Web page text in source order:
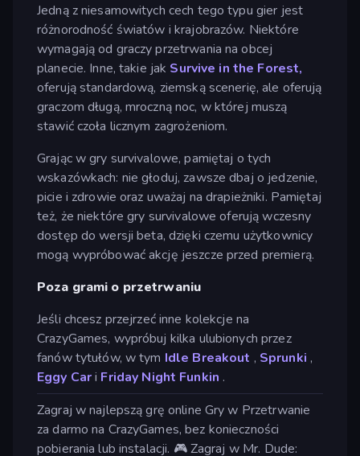
Jedną z niesamowitych cech tego typu gier jest
różnorodność światów i krajobrazów. Niektóre
wymagają od graczy przetrwania na obcej
planecie. Inne, takie jak Survive in the Forest,
oferują standardową, ziemską scenerię, ale oferują
graczom długą, mroczną noc, w której muszą
stawić czoła licznym zagrożeniom.
Grając w gry survivalowe, pamiętaj o tych
wskazówkach: nie głoduj, zawsze dbaj o jedzenie,
picie i zdrowie oraz uważaj na drapieżniki. Pamiętaj
też, że niektóre gry survivalowe oferują wczesny
dostęp do wersji beta, dzięki czemu użytkownicy
mogą wypróbować akcję jeszcze przed premierą.
Poza grami o przetrwaniu
Jeśli chcesz przejrzeć inne kolekcje na
CrazyGames, wypróbuj kilka ulubionych przez
fanów tytułów, w tym Idle Breakout , Sprunki ,
Eggy Cari Friday Night Funkin .
Zagraj w najlepszą grę online Gry w Przetrwanie
za darmo na CrazyGames, bez konieczności
pobierania lub instalacji. 🎮 Zagraj w Mr. Dude: